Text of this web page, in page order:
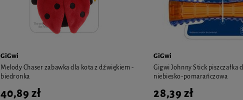
GiGwi
Melody Chaser zabawka dla kota z dźwiękiem -
biedronka
40,89 zł
GiGwi
Gigwi Johnny Stick piszczałka
niebiesko-pomarańczowa
28,39 zł